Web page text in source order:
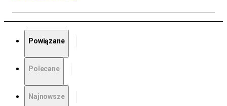
Powiązane
Polecane
Najnowsze